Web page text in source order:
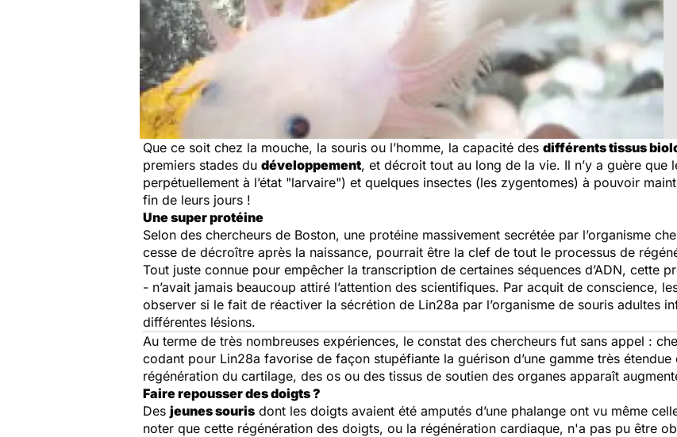
Que ce soit chez la mouche, la souris ou l’homme, la capacité des différents tissus
premiers stades du développement, et décroit tout au long de la vie. Il n’y a guère que
perpétuellement à l’état "larvaire") et quelques insectes (les zygentomes) à pouvoir
fin de leurs jours !
Une super protéine
Selon des chercheurs de Boston, une protéine massivement secrétée par l’organisme
cesse de décroître après la naissance, pourrait être la clef de tout le processus de
Tout juste connue pour empêcher la transcription de certaines séquences d’ADN, cette
- n’avait jamais beaucoup attiré l’attention des scientifiques. Par acquit de conscience,
observer si le fait de réactiver la sécrétion de Lin28a par l’organisme de souris adultes
différentes lésions.
Au terme de très nombreuses expériences, le constat des chercheurs fut sans appel :
codant pour Lin28a favorise de façon stupéfiante la guérison d’une gamme très étendue
régénération du cartilage, des os ou des tissus de soutien des organes apparaît
Faire repousser des doigts ?
Des jeunes souris dont les doigts avaient été amputés d’une phalange ont vu même
noter que cette régénération des doigts, ou la régénération cardiaque, n'a pas pu être